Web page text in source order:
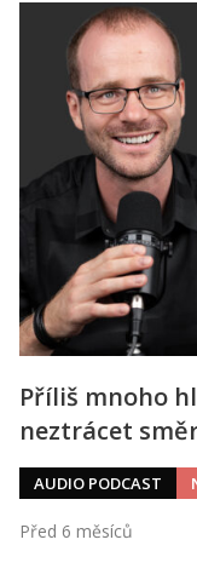
Příliš mnoho
neztrácet
AUDIO PODCAST
Před 6 měsíců